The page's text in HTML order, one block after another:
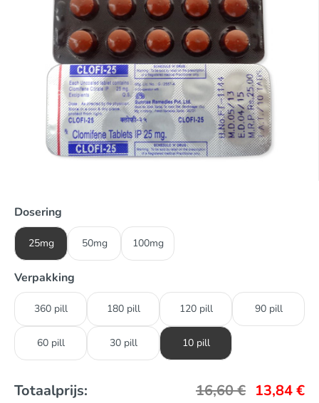
Dosering
25mg 50mg 100mg
Verpakking
360 pill 180 pill 120 pill 90 pill
60 pill 30 pill 10 pill
Totaalprijs: 16,60€ 13,84€